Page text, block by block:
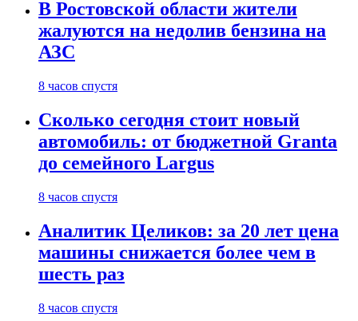
В Ростовской области жители
жалуются на недолив бензина на
АЗС
8 часов спустя
Сколько сегодня стоит новый
автомобиль: от бюджетной Granta
до семейного Largus
8 часов спустя
Аналитик Целиков: за 20 лет цена
машины снижается более чем в
шесть раз
8 часов спустя